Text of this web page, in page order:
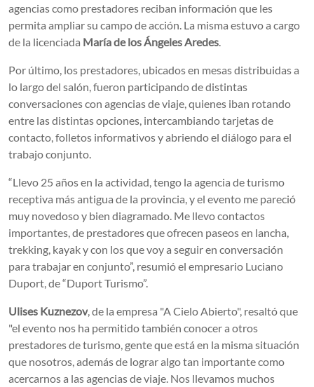
agencias como prestadores reciban información que les
permita ampliar su campo de acción. La misma estuvo a cargo
de la licenciada María de los Ángeles Aredes.
Por último, los prestadores, ubicados en mesas distribuidas a
lo largo del salón, fueron participando de distintas
conversaciones con agencias de viaje, quienes iban rotando
entre las distintas opciones, intercambiando tarjetas de
contacto, folletos informativos y abriendo el diálogo para el
trabajo conjunto.
“Llevo 25 años en la actividad, tengo la agencia de turismo
receptiva más antigua de la provincia, y el evento me pareció
muy novedoso y bien diagramado. Me llevo contactos
importantes, de prestadores que ofrecen paseos en lancha,
trekking, kayak y con los que voy a seguir en conversación
para trabajar en conjunto”, resumió el empresario Luciano
Duport, de “Duport Turismo”.
Ulises Kuznezov, de la empresa "A Cielo Abierto", resaltó que
"el evento nos ha permitido también conocer a otros
prestadores de turismo, gente que está en la misma situación
que nosotros, además de lograr algo tan importante como
acercarnos a las agencias de viaje. Nos llevamos muchos